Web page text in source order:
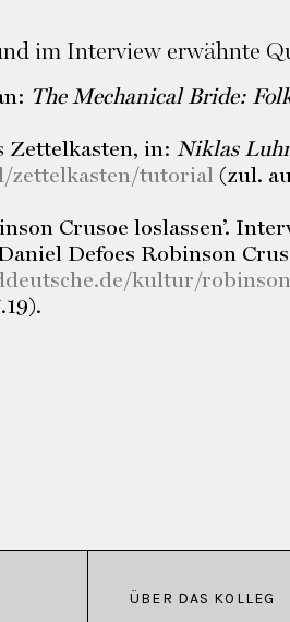
im Interview erwähnte
The Mechanical Bride:
Zettelkasten, in: Niklas
zettelkasten/tutorial (zul.
Crusoe loslassen’.
Defoes Robinson
kultur/
ÜBER DAS KOLLEG